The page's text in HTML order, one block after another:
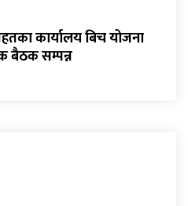
कार्यालय बिच योजना
बैठक सम्पन्न